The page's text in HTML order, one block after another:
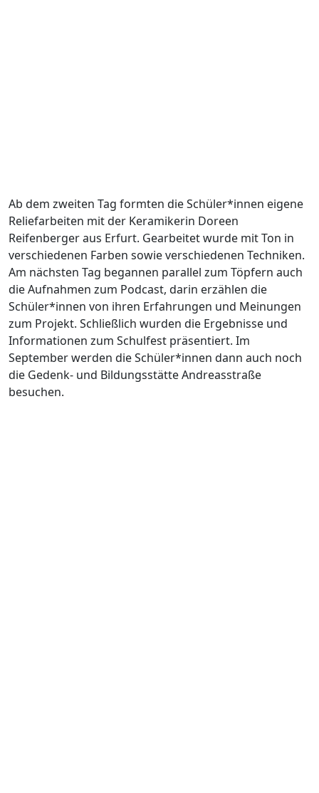
Ab dem zweiten Tag formten die Schüler*innen eigene
Reliefarbeiten mit der Keramikerin Doreen
Reifenberger aus Erfurt. Gearbeitet wurde mit Ton in
verschiedenen Farben sowie verschiedenen Techniken.
Am nächsten Tag begannen parallel zum Töpfern auch
die Aufnahmen zum Podcast, darin erzählen die
Schüler*innen von ihren Erfahrungen und Meinungen
zum Projekt. Schließlich wurden die Ergebnisse und
Informationen zum Schulfest präsentiert. Im
September werden die Schüler*innen dann auch noch
die Gedenk- und Bildungsstätte Andreasstraße
besuchen.